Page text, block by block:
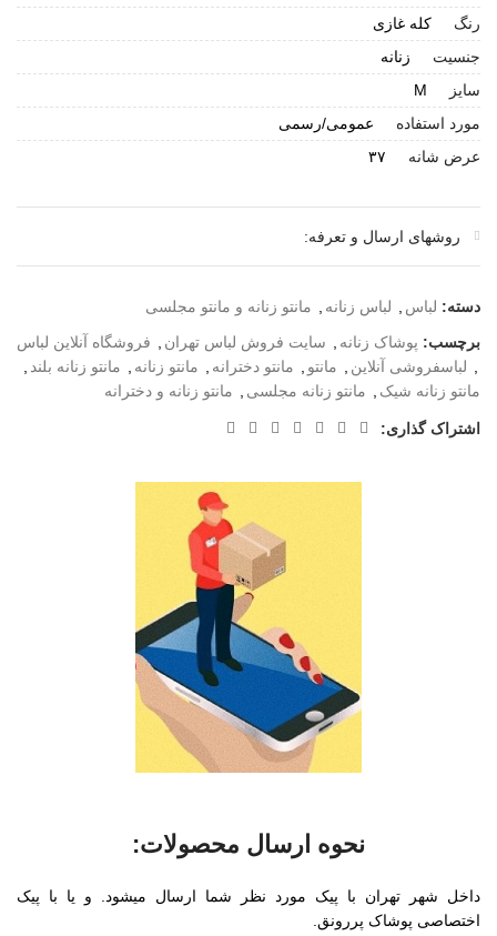
رنگ
کله غازی
جنسیت
زنانه
سایز
M
مورد استفاده
عمومی/رسمی
عرض شانه
۳۷
روشهای ارسال و تعرفه:
دسته: لباس لباس زنانه
مانتو زنانه و مانتو مجلسی
برچسب: پوشاک زنانه سایت فروش لباس تهران
فروشگاه آنلاین لباس
لباسفروشی آنلاین مانتو مانتو دخترانه مانتو زنانه مانتو زنانه بلند
مانتو زنانه شیک
مانتو زنانه مجلسی مانتو زنانه و دخترانه
اشتراک گذاری:
نحوه ارسال محصولات:
داخل شهر تهران با پیک مورد نظر شما ارسال میشود. و یا با پیک
اختصاصی پوشاک پررونق.